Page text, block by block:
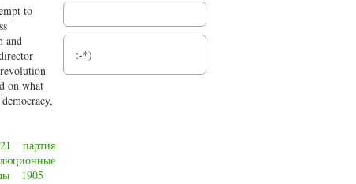
to
and
on what
партия
1905
:-*)